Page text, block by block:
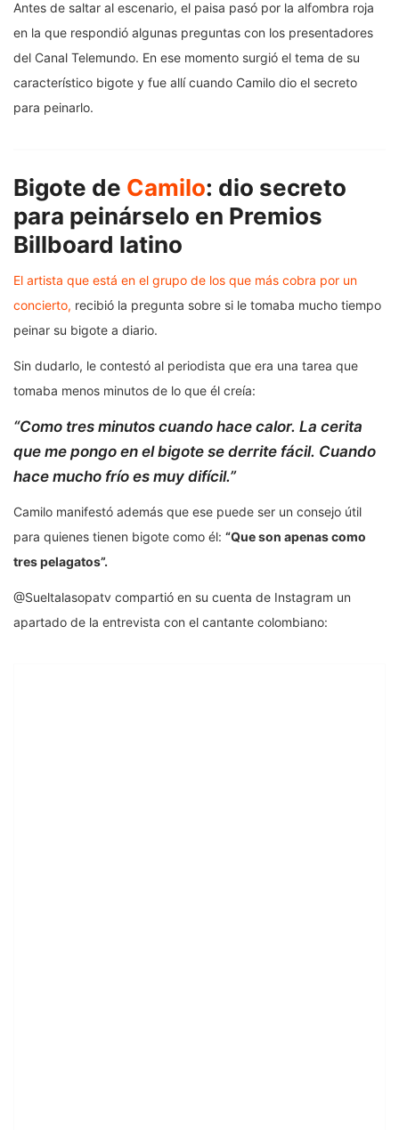
Antes de saltar al escenario, el paisa pasó por la alfombra roja
en la que respondió algunas preguntas con los presentadores
del Canal Telemundo. En ese momento surgió el tema de su
característico bigote y fue allí cuando Camilo dio el secreto
para peinarlo.
Bigote de Camilo: dio secreto
para peinárselo en Premios
Billboard latino
El artista que está en el grupo de los que más cobra por un
concierto, recibió la pregunta sobre si le tomaba mucho tiempo
peinar su bigote a diario.
Sin dudarlo, le contestó al periodista que era una tarea que
tomaba menos minutos de lo que él creía:
“Como tres minutos cuando hace calor. La cerita
que me pongo en el bigote se derrite fácil. Cuando
hace mucho frío es muy difícil.”
Camilo manifestó además que ese puede ser un consejo útil
para quienes tienen bigote como él: “Que son apenas como
tres pelagatos”.
@Sueltalasopatv compartió en su cuenta de Instagram un
apartado de la entrevista con el cantante colombiano: